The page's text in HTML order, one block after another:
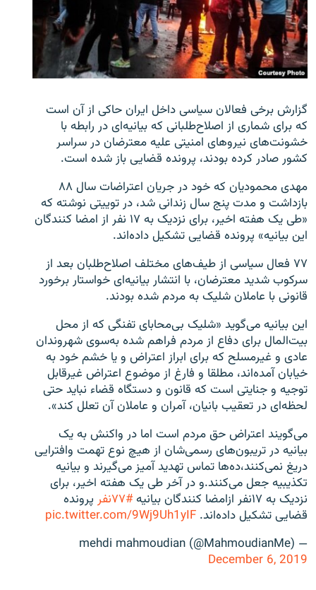
زبان‌های دیگر
گزارش‌ برخی فعالان سیاسی داخل ایران حاکی از آن است
که برای شماری از اصلاح‌طلبانی که بیانیه‌ای در رابطه با
خشونت‌های نیروهای امنیتی علیه معترضان در سراسر
کشور صادر کرده بودند، پرونده قضایی باز شده است.
مهدی محمودیان که خود در جریان اعتراضات سال ۸۸
بازداشت و مدت پنج سال زندانی شد، در توییتی نوشته که
«طی یک هفته اخیر، برای نزدیک به ۱۷ نفر از امضا کنندگان
این بیانیه» پرونده قضایی تشکیل داده‌اند.
۷۷ فعال سیاسی از طیف‌های مختلف اصلاح‌طلبان بعد از
سرکوب شدید معترضان، با انتشار بیانیه‌ای خواستار برخورد
قانونی با عاملان شلیک به مردم شده بودند.
این بیانیه می‌گوید «شلیک بی‌محابای تفنگی که از محل
بیت‌المال برای دفاع از مردم فراهم شده به‌سوی شهروندان
عادی و غیرمسلح که برای ابراز اعتراض و یا خشم خود به
خیابان آمده‌اند، مطلقا و فارغ از موضوع اعتراض غیرقابل
توجیه و جنایتی است که قانون و دستگاه قضاء نباید حتی
لحظه‌ای در تعقیب بانیان، آمران و عاملان آن تعلل کند».
می‌گویند اعتراض حق مردم است اما در واکنش به یک
بیانیه در تریبون‌های رسمی‌شان از هیچ نوع تهمت وافترایی
دریغ نمی‌کنند،ده‌ها تماس تهدید آمیز می‌گیرند و بیانیه
تکذیبیه جعل می‌کنند.و در آخر طی یک هفته اخیر، برای
نزدیک به ۱۷نفر ازامضا کنندگان بیانیه
#۷۷نفر
پرونده
قضایی تشکیل داده‌اند. pic.twitter.com/9Wj9Uh1yIF
— mehdi mahmoudian (@MahmoudianMe)
December 6, 2019